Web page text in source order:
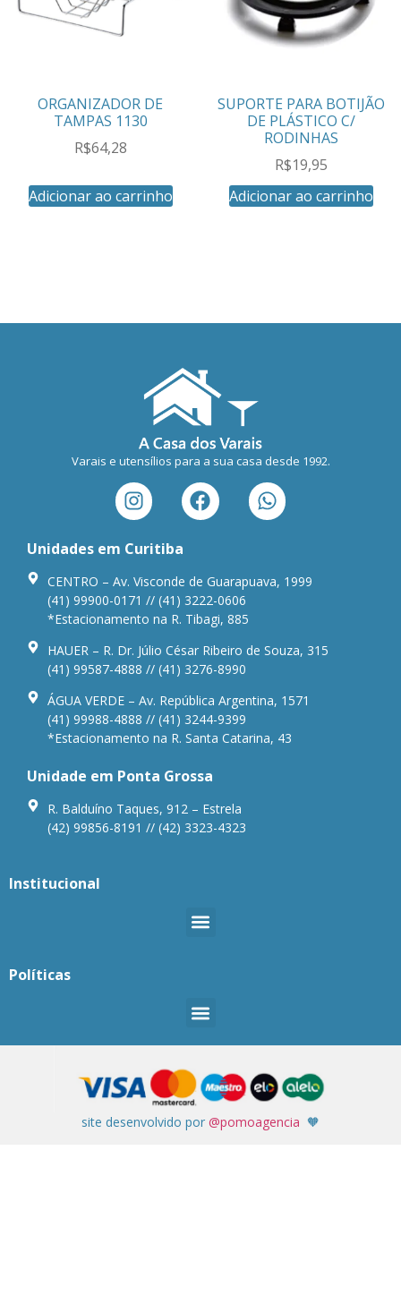
ORGANIZADOR DE
TAMPAS 1130
R$64,28
Adicionar ao carrinho
SUPORTE PARA BOTIJÃO
DE PLÁSTICO C/
RODINHAS
R$19,95
Adicionar ao carrinho
Varais e utensílios para a sua casa desde 1992.
Unidades em Curitiba
CENTRO – Av. Visconde de Guarapuava, 1999
(41) 99900-0171 // (41) 3222-0606
*Estacionamento na R. Tibagi, 885
HAUER – R. Dr. Júlio César Ribeiro de Souza, 315
(41) 99587-4888 // (41) 3276-8990
ÁGUA VERDE – Av. República Argentina, 1571
(41) 99988-4888 // (41) 3244-9399
*Estacionamento na R. Santa Catarina, 43
Unidade em Ponta Grossa
R. Balduíno Taques, 912 – Estrela
(42) 99856-8191 // (42) 3323-4323
Institucional
Políticas
site desenvolvido por @pomoagencia 🧡